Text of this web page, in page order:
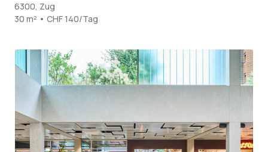
6300, Zug
30 m² • CHF 140/Tag